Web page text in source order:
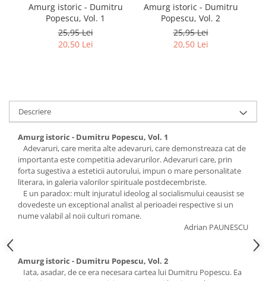
Amurg istoric - Dumitru
Popescu, Vol. 1
25,95 Lei
20,50 Lei
Amurg istoric - Dumitru
Popescu, Vol. 2
25,95 Lei
20,50 Lei
Descriere
Amurg istoric - Dumitru Popescu, Vol. 1
Adevaruri, care merita alte adevaruri, care demonstreaza cat de
importanta este competitia adevarurilor. Adevaruri care, prin
forta sugestiva a esteticii autorului, impun o mare personalitate
literara, in galeria valorilor spirituale postdecembriste.
E un paradox: mult injuratul ideolog al socialismului ceausist se
dovedeste un exceptional analist al perioadei respective si un
nume valabil al noii culturi romane.
Adrian PAUNESCU
Amurg istoric - Dumitru Popescu, Vol. 2
Iata, asadar, de ce era necesara cartea lui Dumitru Popescu. Ea